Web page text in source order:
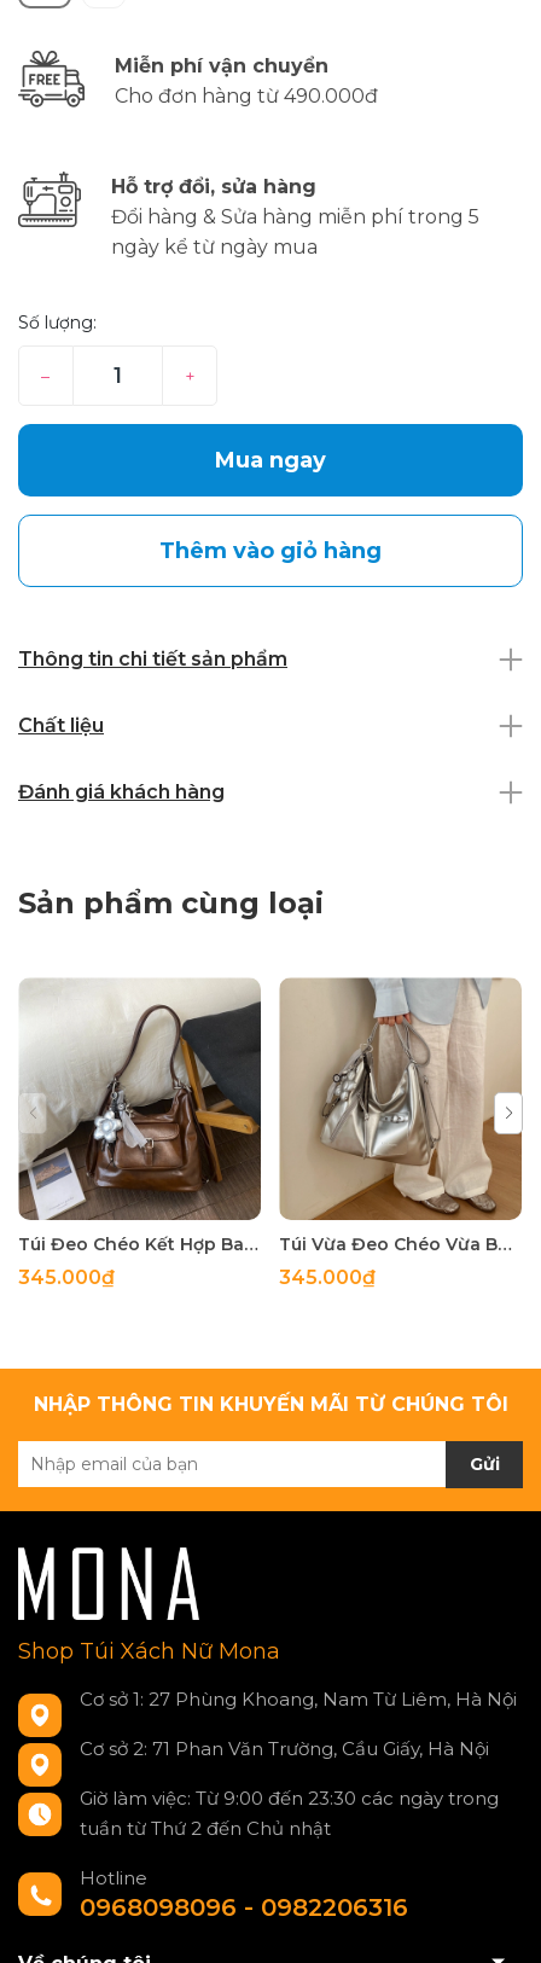
Miễn phí vận chuyển
Cho đơn hàng từ 490.000đ
Hỗ trợ đổi, sửa hàng
Đổi hàng & Sửa hàng miễn phí trong 5
ngày kể từ ngày mua
Số lượng:
– +
Mua ngay
Thêm vào giỏ hàng
Thông tin chi tiết sản phẩm
Chất liệu
Đánh giá khách hàng
Sản phẩm cùng loại
Túi Đeo Chéo Kết Hợp Balo Thời Trang - tt260509
345.000₫
Túi Vừa Đeo Chéo Vừa Balo Cá Tính - tt260402
345.000₫
NHẬP THÔNG TIN KHUYẾN MÃI TỪ CHÚNG TÔI
Gửi
Shop Túi Xách Nữ Mona
Cơ sở 1: 27 Phùng Khoang, Nam Từ Liêm, Hà Nội
Cơ sở 2: 71 Phan Văn Trường, Cầu Giấy, Hà Nội
Giờ làm việc: Từ 9:00 đến 23:30 các ngày trong
tuần từ Thứ 2 đến Chủ nhật
Hotline
0968098096 - 0982206316